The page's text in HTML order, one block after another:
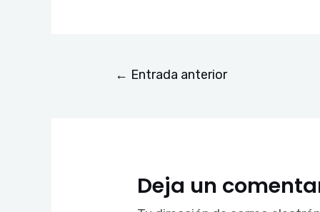
← Entrada anterior
Deja un